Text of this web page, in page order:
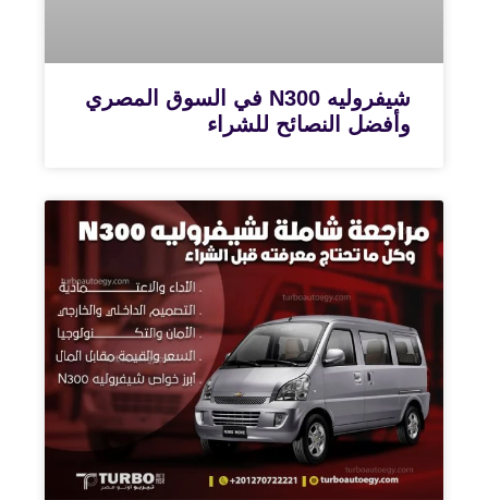
شيفروليه N300 في السوق المصري
وأفضل النصائح للشراء